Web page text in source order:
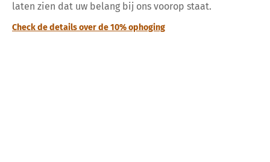
laten zien dat uw belang bij ons voorop staat.
Check de details over de 10% ophoging